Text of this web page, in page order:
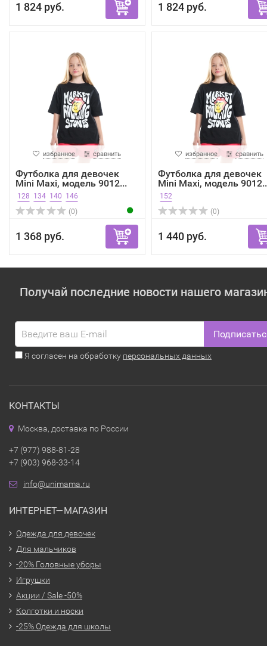
1 824 руб. 1 824 руб.
избранное сравнить
Футболка для девочек
Mini Maxi, модель 9012...
128 134 140 146
(0)
1 368 руб.
избранное сравнить
Футболка для девочек
Mini Maxi, модель
152
(0)
1 440 руб.
Получай последние новости нашего
Я согласен на обработку персональных данных
КОНТАКТЫ
Москва, доставка по России
+7 (977) 988-81-28
+7 (903) 968-33-14
info@unimama.ru
ИНТЕРНЕТ—МАГАЗИН
Одежда для девочек
Для мальчиков
-20% Головные уборы
Игрушки
Акции / Sale -50%
Колготки и носки
-25% Одежда для школы